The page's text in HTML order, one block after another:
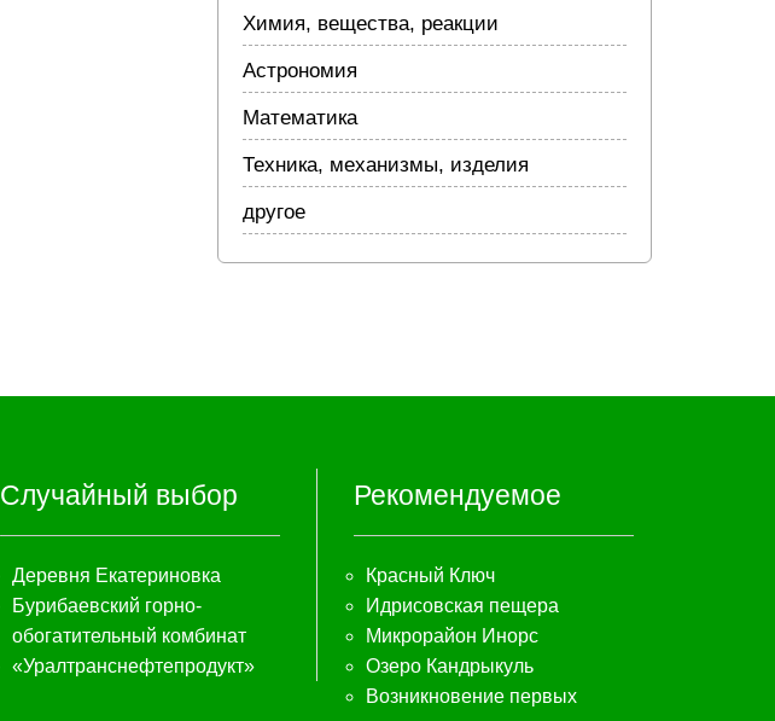
Химия, вещества, реакции
Астрономия
Математика
Техника, механизмы, изделия
другое
Случайный выбор
Деревня Екатериновка
Бурибаевский горно-
обогатительный комбинат
«Уралтранснефтепродукт»
Рекомендуемое
Красный Ключ
Идрисовская пещера
Микрорайон Инорс
Озеро Кандрыкуль
Возникновение первых